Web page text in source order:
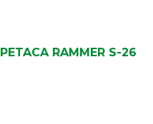
PETACA RAMMER S-26